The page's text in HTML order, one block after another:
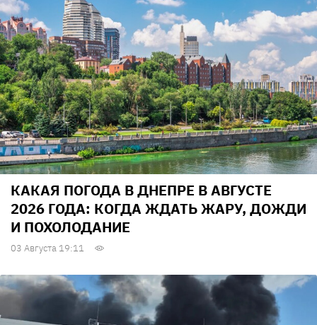
КАКАЯ ПОГОДА В ДНЕПРЕ В АВГУСТЕ
2026 ГОДА: КОГДА ЖДАТЬ ЖАРУ, ДОЖДИ
И ПОХОЛОДАНИЕ
03 Августа 19:11